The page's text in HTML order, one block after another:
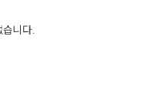
습니다.